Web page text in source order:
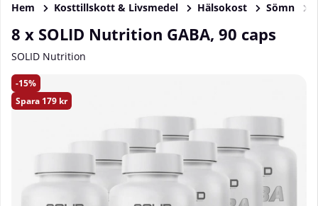
Hem Kosttillskott & Livsmedel Hälsokost Sömn
8 x SOLID Nutrition GABA, 90 caps
SOLID Nutrition
15
Spara 179 kr
Produktbilder 8 x SOLID Nutrition GABA, 90 caps